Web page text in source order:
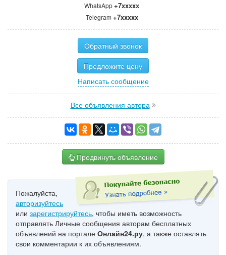
WhatsApp+7xxxxx
Telegram +7xxxxx
Обратный звонок
Предложите цену
Написать сообщение
Все объявления автора
Продвинуть объявление
Пожалуйста,
авторизуйтесь
или зарегистрируйтесь, чтобы иметь возможность
отправлять Личные сообщения авторам бесплатных
объявлений на портале Онлайн24.ру, а также оставлять
свои комментарии к их объявлениям.